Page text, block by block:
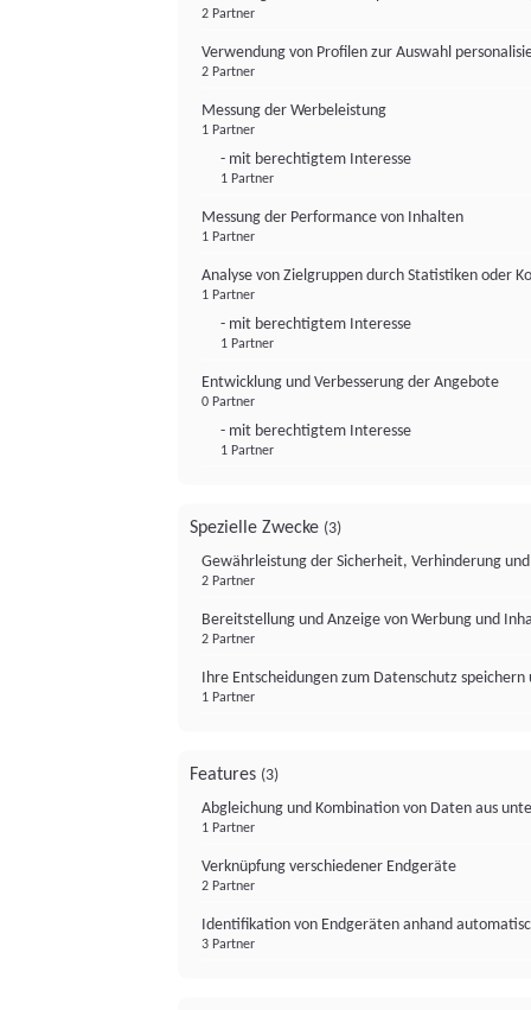
2 Partner
Verwendung von Profilen zur Auswahl
2 Partner
Messung der Werbeleistung
1 Partner
- mit berechtigtem Interesse
1 Partner
Messung der Performance von Inhalten
1 Partner
Analyse von Zielgruppen durch Statistiken oder
1 Partner
- mit berechtigtem Interesse
1 Partner
Entwicklung und Verbesserung der Angebote
0 Partner
- mit berechtigtem Interesse
1 Partner
Spezielle Zwecke (3)
Gewährleistung der Sicherheit, Verhinderung
2 Partner
Bereitstellung und Anzeige von Werbung und
2 Partner
Ihre Entscheidungen zum Datenschutz
1 Partner
Features (3)
Abgleichung und Kombination von Daten aus
1 Partner
Verknüpfung verschiedener Endgeräte
2 Partner
Identifikation von Endgeräten anhand
3 Partner